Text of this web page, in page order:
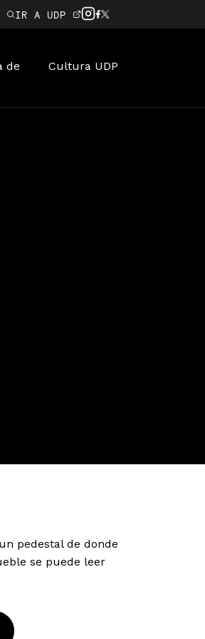
IR A UDP
de Cultura UDP
pedestal de donde
se puede leer